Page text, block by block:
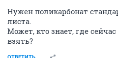
Нужен поликарбонат
листа.
Может, кто знает, где
взять?